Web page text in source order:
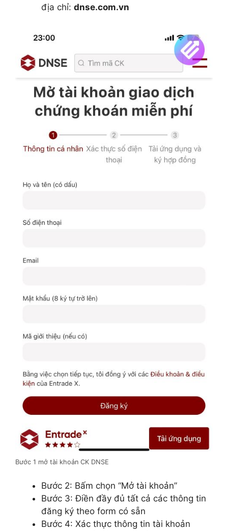
địa chỉ: dnse.com.vn
Bước 1 mở tài khoản CK DNSE
Bước 2: Bấm chọn “Mở tài khoản”
Bước 3: Điền đầy đủ tất cả các thông tin
đăng ký theo form có sẵn
Bước 4: Xác thực thông tin tài khoản